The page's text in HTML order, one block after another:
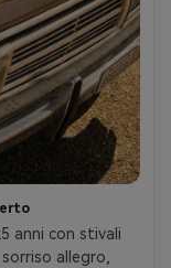
anni con stivali
allegro,